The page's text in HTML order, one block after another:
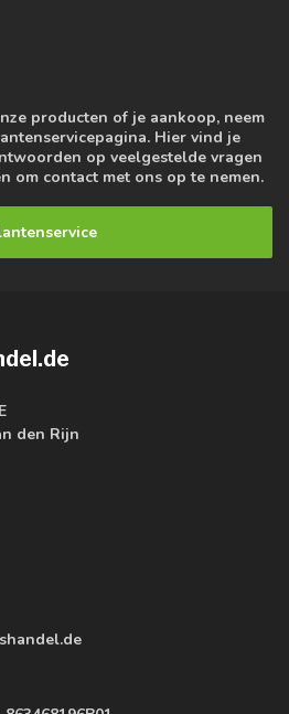
producten of je aankoop, neem
Hier vind je
op veelgestelde vragen
om contact met ons op te nemen.
den Rijn